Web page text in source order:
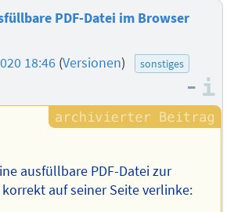
PDF-Datei im Browser
18:46 (Versionen) sonstiges
–
ausfüllbare PDF-Datei zur
auf seiner Seite verlinke: